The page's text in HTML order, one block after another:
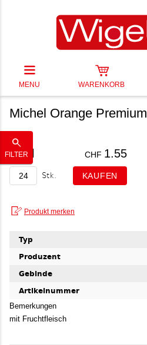
MENU WARENKORB
FILTER
Michel Orange Premium
20 cl CHF 1.55
Stk.
Typ
Produzent
Gebinde
Artikelnummer
Bemerkungen
mit Fruchtfleisch